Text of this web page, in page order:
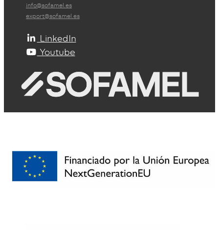
info@sofamel.es
export@sofamel.es
LinkedIn
Youtube